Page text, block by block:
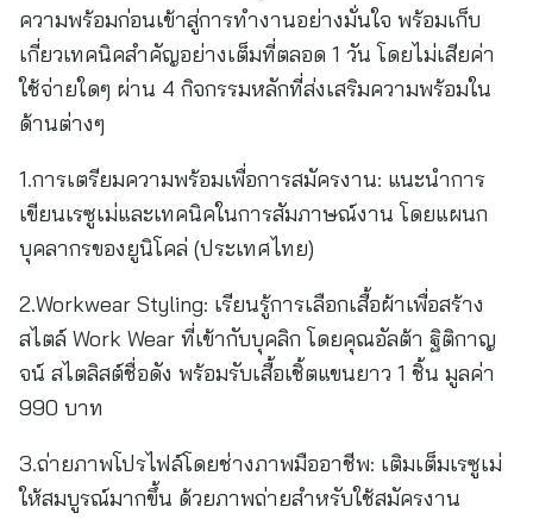
ความพร้อมก่อนเข้าสู่การทำงานอย่างมั่นใจ พร้อมเก็บ
เกี่ยวเทคนิคสำคัญอย่างเต็มที่ตลอด 1 วัน โดยไม่เสียค่า
ใช้จ่ายใดๆ ผ่าน 4 กิจกรรมหลักที่ส่งเสริมความพร้อมใน
ด้านต่างๆ
1.การเตรียมความพร้อมเพื่อการสมัครงาน: แนะนำการ
เขียนเรซูเม่และเทคนิคในการสัมภาษณ์งาน โดยแผนก
บุคลากรของยูนิโคล่ (ประเทศไทย)
2.Workwear Styling: เรียนรู้การเลือกเสื้อผ้าเพื่อสร้าง
สไตล์ Work Wear ที่เข้ากับบุคลิก โดยคุณอัลต้า ฐิติกาญ
จน์ สไตลิสต์ชื่อดัง พร้อมรับเสื้อเชิ้ตแขนยาว 1 ชิ้น มูลค่า
990 บาท
3.ถ่ายภาพโปรไฟล์โดยช่างภาพมืออาชีพ: เติมเต็มเรซูเม่
ให้สมบูรณ์มากขึ้น ด้วยภาพถ่ายสำหรับใช้สมัครงาน